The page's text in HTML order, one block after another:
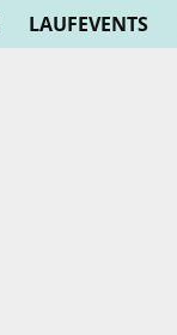
LAUFEVENTS